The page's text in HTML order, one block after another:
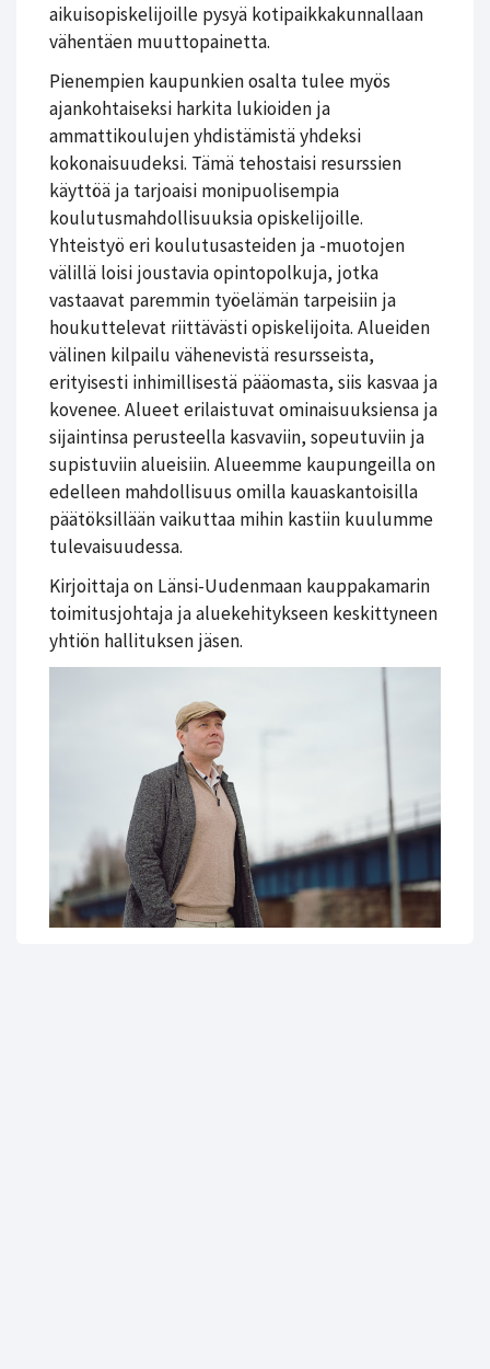
aikuisopiskelijoille pysyä kotipaikkakunnallaan
vähentäen muuttopainetta.
Pienempien kaupunkien osalta tulee myös
ajankohtaiseksi harkita lukioiden ja
ammattikoulujen yhdistämistä yhdeksi
kokonaisuudeksi. Tämä tehostaisi resurssien
käyttöä ja tarjoaisi monipuolisempia
koulutusmahdollisuuksia opiskelijoille.
Yhteistyö eri koulutusasteiden ja -muotojen
välillä loisi joustavia opintopolkuja, jotka
vastaavat paremmin työelämän tarpeisiin ja
houkuttelevat riittävästi opiskelijoita. Alueiden
välinen kilpailu vähenevistä resursseista,
erityisesti inhimillisestä pääomasta, siis kasvaa ja
kovenee. Alueet erilaistuvat ominaisuuksiensa ja
sijaintinsa perusteella kasvaviin, sopeutuviin ja
supistuviin alueisiin. Alueemme kaupungeilla on
edelleen mahdollisuus omilla kauaskantoisilla
päätöksillään vaikuttaa mihin kastiin kuulumme
tulevaisuudessa.
Kirjoittaja on Länsi-Uudenmaan kauppakamarin
toimitusjohtaja ja aluekehitykseen keskittyneen
yhtiön hallituksen jäsen.